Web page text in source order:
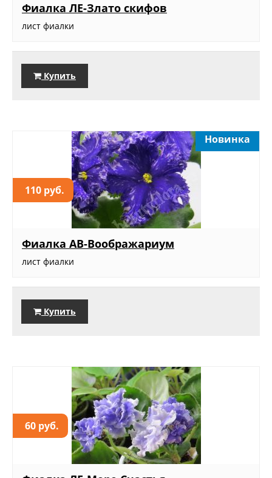
Фиалка ЛЕ-Злато скифов
лист фиалки
Купить
110 руб.
Новинка
Фиалка АВ-Воображариум
лист фиалки
Купить
60 руб.